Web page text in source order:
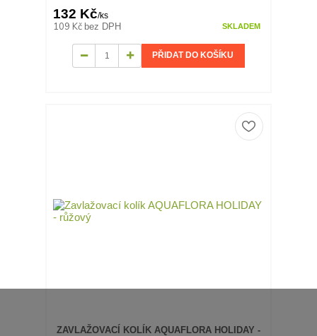
132 Kč/ks
109 Kč bez DPH SKLADEM
PŘIDAT DO KOŠÍKU
ZAVLAŽOVACÍ KOLÍK AQUAFLORA HOLIDAY -